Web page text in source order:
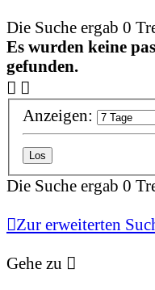
Die Suche ergab 0
Es wurden keine
gefunden.
Anzeigen:
Die Suche ergab 0
Zur erweiterten
Gehe zu